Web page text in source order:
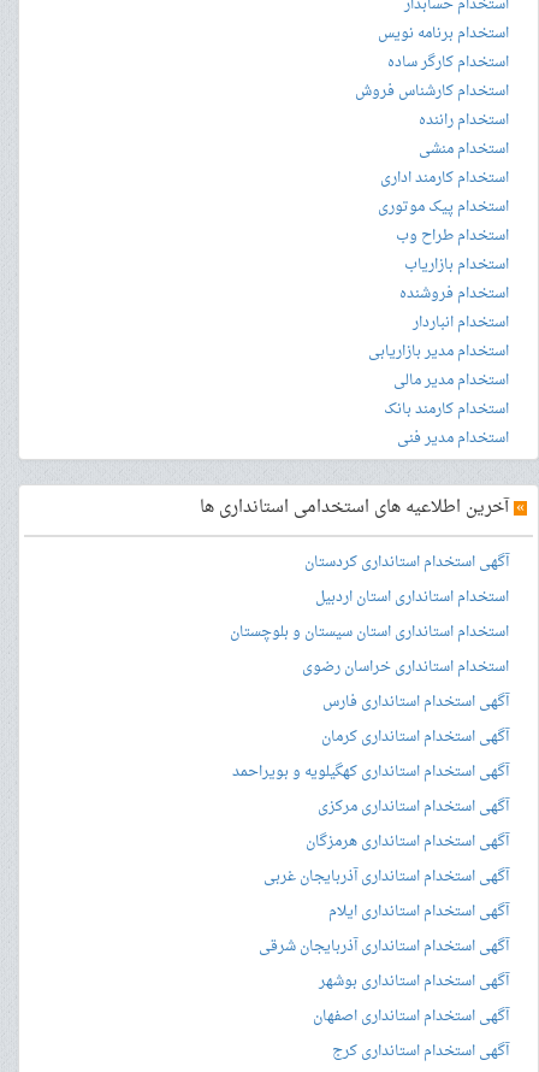
استخدام برنامه نویس
استخدام کارگر ساده
استخدام کارشناس فروش
استخدام راننده
استخدام منشی
استخدام کارمند اداری
استخدام پیک موتوری
استخدام طراح وب
استخدام بازاریاب
استخدام فروشنده
استخدام انباردار
استخدام مدیر بازاریابی
استخدام مدیر مالی
استخدام کارمند بانک
استخدام مدیر فنی
»آخرین اطلاعیه های استخدامی استانداری ها
آگهی استخدام استانداری کردستان
استخدام استانداری استان اردبیل
استخدام استانداری استان سیستان و بلوچستان
استخدام استانداری خراسان رضوی
آگهی استخدام استانداری فارس
آگهی استخدام استانداری کرمان
آگهی استخدام استانداری کهگیلویه و بویراحمد
آگهی استخدام استانداری مرکزی
آگهی استخدام استانداری هرمزگان
آگهی استخدام استانداری آذربایجان غربی
آگهی استخدام استانداری ایلام
آگهی استخدام استانداری آذربایجان شرقی
آگهی استخدام استانداری بوشهر
آگهی استخدام استانداری اصفهان
آگهی استخدام استانداری کرج